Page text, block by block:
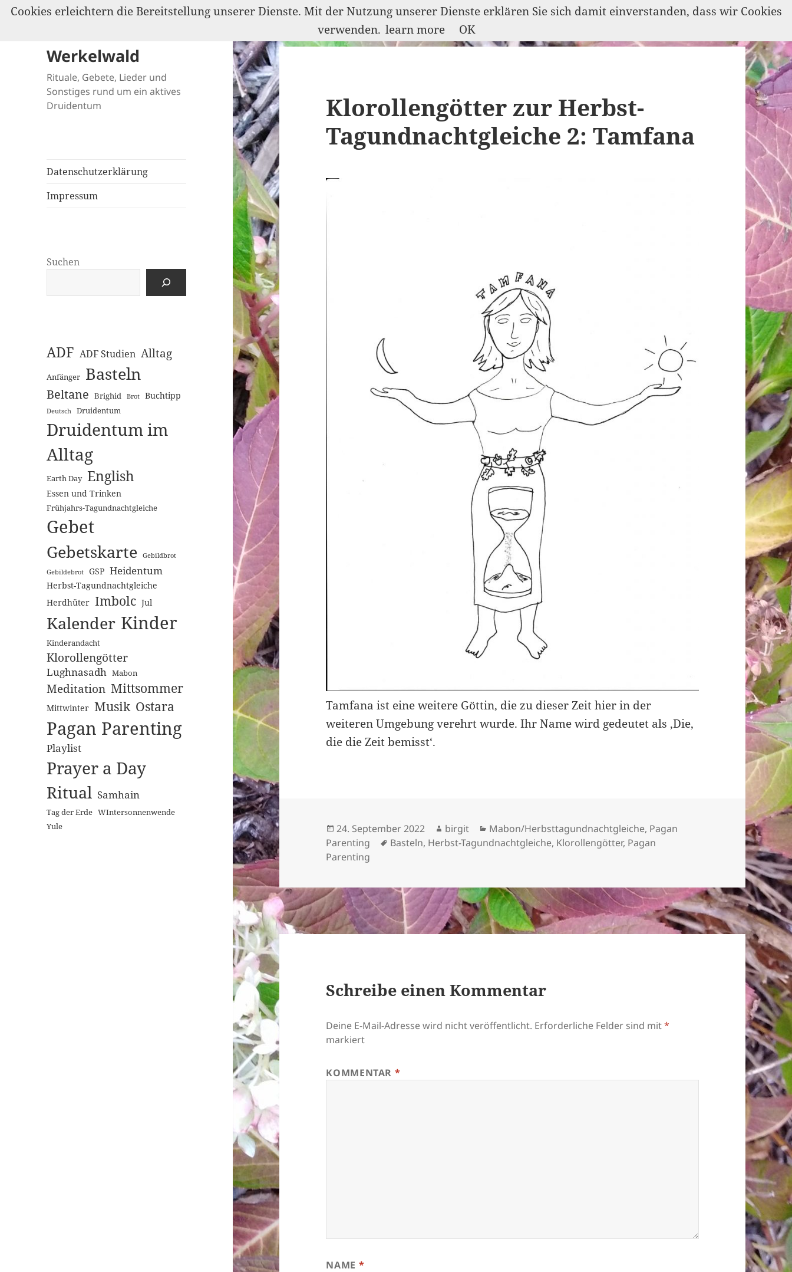
Werkelwald
Rituale, Gebete, Lieder und
Sonstiges rund um ein aktives
Druidentum
Datenschutzerklärung
Impressum
Suchen
ADF ADF Studien Alltag
Anfänger Basteln
Beltane Brighid Brot Buchtipp
Deutsch Druidentum
Druidentum im
Alltag
Earth Day English
Essen und Trinken
Frühjahrs-Tagundnachtgleiche
Gebet
Gebetskarte
Gebildbrot
Gebildebrot
GSP Heidentum
Herbst-Tagundnachtgleiche
Herdhüter Imbolc Jul
Kalender Kinder
Kinderandacht
Klorollengötter
Lughnasadh Mabon
Meditation Mittsommer
Mittwinter Musik Ostara
Pagan Parenting
Playlist
Prayer a Day
Ritual Samhain
Tag der Erde WIntersonnenwende
Yule
Klorollengötter zur Herbst-
Tagundnachtgleiche 2: Tamfana
Tamfana ist eine weitere Göttin, die zu dieser Zeit hier in der
weiteren Umgebung verehrt wurde. Ihr Name wird gedeutet als ‚Die,
die die Zeit bemisst‘.
Veröffentlicht
am
24. September 2022 Autor
birgit Kategorien
Mabon/Herbsttagundnachtgleiche, Pagan
Parenting
Schlagwörter
Basteln, Herbst-Tagundnachtgleiche, Klorollengötter, Pagan
Parenting
Schreibe einen Kommentar
Deine E-Mail-Adresse wird nicht veröffentlicht. Erforderliche Felder sind mit*
markiert
KOMMENTAR *
NAME *
Cookies erleichtern die Bereitstellung unserer Dienste. Mit der Nutzung unserer Dienste erklären Sie sich damit einverstanden, dass wir Cookies
verwenden. learn more OK